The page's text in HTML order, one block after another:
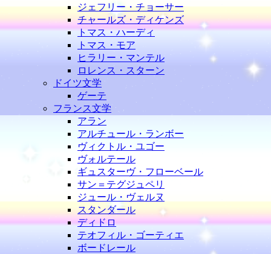
ジェフリー・チョーサー
チャールズ・ディケンズ
トマス・ハーディ
トマス・モア
ヒラリー・マンテル
ロレンス・スターン
ドイツ文学
ゲーテ
フランス文学
アラン
アルチュール・ランボー
ヴィクトル・ユゴー
ヴォルテール
ギュスターヴ・フローベール
サン＝テグジュペリ
ジュール・ヴェルヌ
スタンダール
ディドロ
テオフィル・ゴーティエ
ボードレール